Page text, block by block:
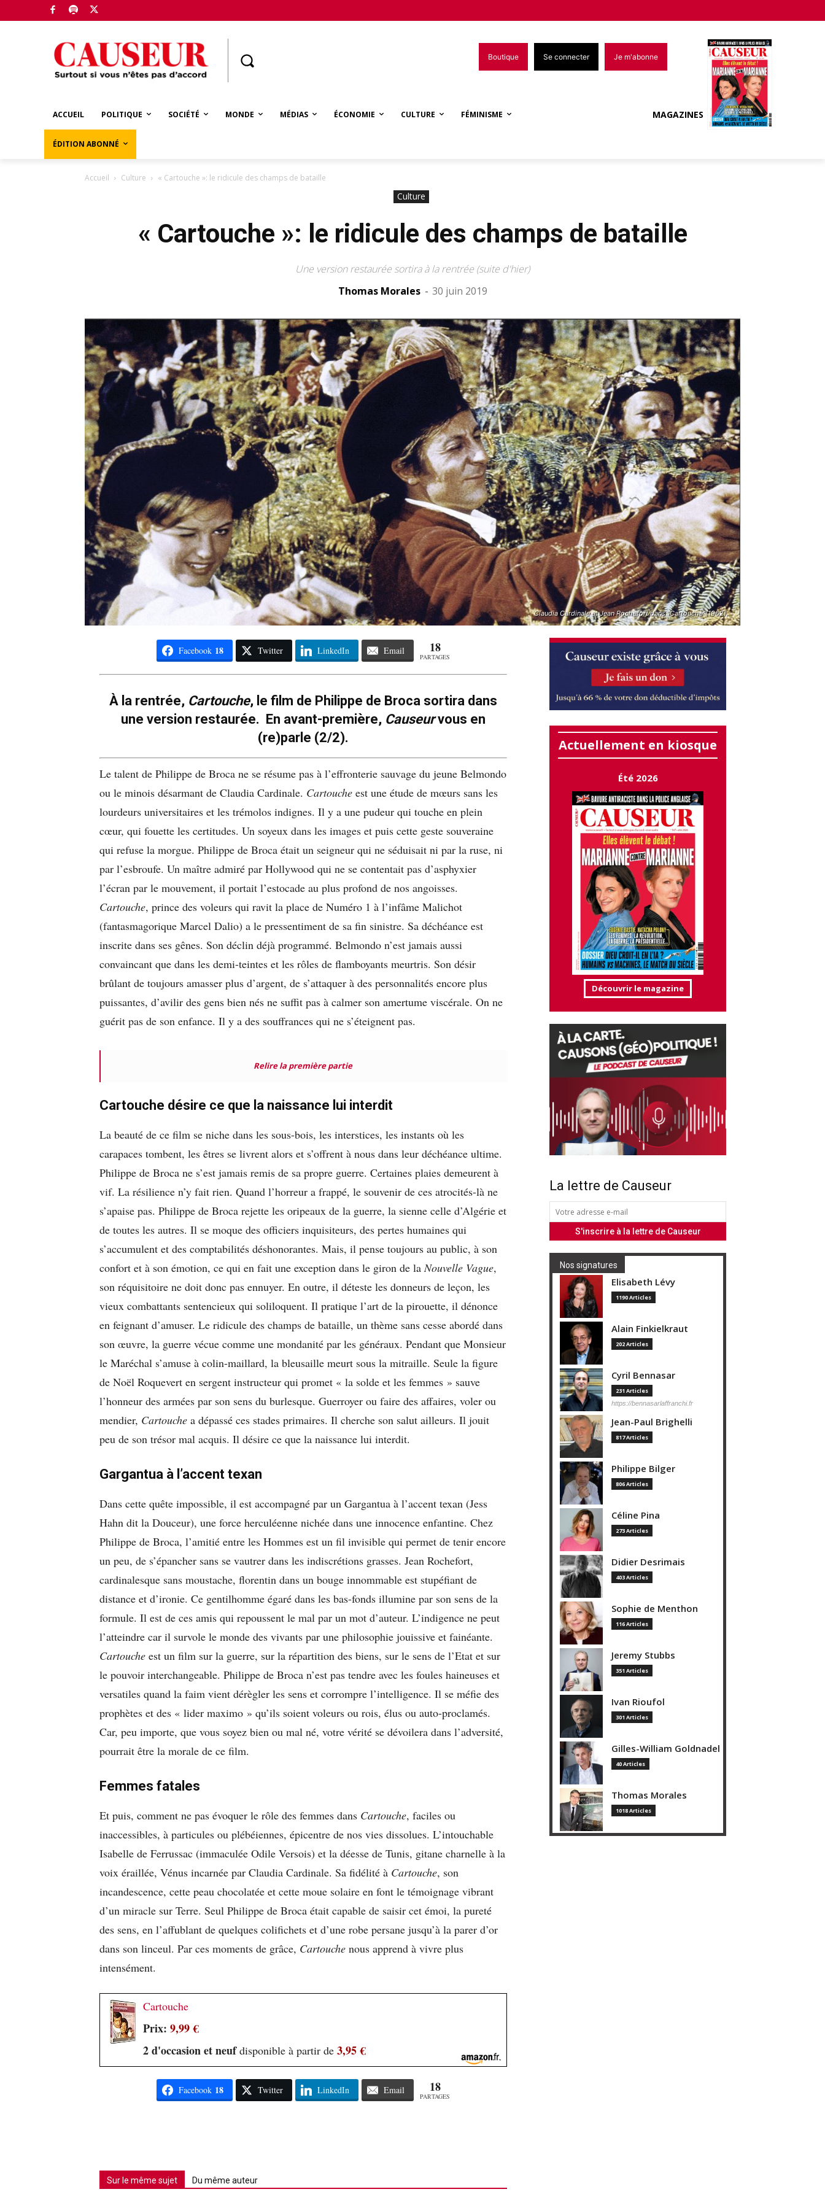
Boutique Se connecter Je m'abonne
ACCUEIL POLITIQUE SOCIÉTÉ MONDE MÉDIAS ÉCONOMIE CULTURE FÉMINISME
ÉDITION ABONNÉ
MAGAZINES
Accueil Culture « Cartouche »: le ridicule des champs de bataille
Culture
« Cartouche »: le ridicule des champs de bataille
Une version restaurée sortira à la rentrée (suite d'hier)
Thomas Morales - 30 juin 2019
Claudia Cardinale et Jean Rochefort dans "Cartouche"(1962).
Facebook 18 Twitter LinkedIn Email 18
PARTAGES
À la rentrée, Cartouche, le film de Philippe de Broca sortira dans
une version restaurée. En avant-première, Causeurvous en
(re)parle (2/2).
Le talent de Philippe de Broca ne se résume pas à l’effronterie sauvage du jeune Belmondo
ou le minois désarmant de Claudia Cardinale. Cartouche est une étude de mœurs sans les
lourdeurs universitaires et les trémolos indignes. Il y a une pudeur qui touche en plein
cœur, qui fouette les certitudes. Un soyeux dans les images et puis cette geste souveraine
qui refuse la morgue. Philippe de Broca était un seigneur qui ne séduisait ni par la ruse, ni
par l’esbroufe. Un maître admiré par Hollywood qui ne se contentait pas d’asphyxier
l’écran par le mouvement, il portait l’estocade au plus profond de nos angoisses.
Cartouche, prince des voleurs qui ravit la place de Numéro 1 à l’infâme Malichot
(fantasmagorique Marcel Dalio) a le pressentiment de sa fin sinistre. Sa déchéance est
inscrite dans ses gênes. Son déclin déjà programmé. Belmondo n’est jamais aussi
convaincant que dans les demi-teintes et les rôles de flamboyants meurtris. Son désir
brûlant de toujours amasser plus d’argent, de s’attaquer à des personnalités encore plus
puissantes, d’avilir des gens bien nés ne suffit pas à calmer son amertume viscérale. On ne
guérit pas de son enfance. Il y a des souffrances qui ne s’éteignent pas.
Relire la première partie
Cartouche désire ce que la naissance lui interdit
La beauté de ce film se niche dans les sous-bois, les interstices, les instants où les
carapaces tombent, les êtres se livrent alors et s’offrent à nous dans leur déchéance ultime.
Philippe de Broca ne s’est jamais remis de sa propre guerre. Certaines plaies demeurent à
vif. La résilience n’y fait rien. Quand l’horreur a frappé, le souvenir de ces atrocités-là ne
s’apaise pas. Philippe de Broca rejette les oripeaux de la guerre, la sienne celle d’Algérie et
de toutes les autres. Il se moque des officiers inquisiteurs, des pertes humaines qui
s’accumulent et des comptabilités déshonorantes. Mais, il pense toujours au public, à son
confort et à son émotion, ce qui en fait une exception dans le giron de la Nouvelle Vague,
son réquisitoire ne doit donc pas ennuyer. En outre, il déteste les donneurs de leçon, les
vieux combattants sentencieux qui soliloquent. Il pratique l’art de la pirouette, il dénonce
en feignant d’amuser. Le ridicule des champs de bataille, un thème sans cesse abordé dans
son œuvre, la guerre vécue comme une mondanité par les généraux. Pendant que Monsieur
le Maréchal s’amuse à colin-maillard, la bleusaille meurt sous la mitraille. Seule la figure
de Noël Roquevert en sergent instructeur qui promet « la solde et les femmes » sauve
l’honneur des armées par son sens du burlesque. Guerroyer ou faire des affaires, voler ou
mendier, Cartouche a dépassé ces stades primaires. Il cherche son salut ailleurs. Il jouit
peu de son trésor mal acquis. Il désire ce que la naissance lui interdit.
Gargantua à l’accent texan
Dans cette quête impossible, il est accompagné par un Gargantua à l’accent texan (Jess
Hahn dit la Douceur), une force herculéenne nichée dans une innocence enfantine. Chez
Philippe de Broca, l’amitié entre les Hommes est un fil invisible qui permet de tenir encore
un peu, de s’épancher sans se vautrer dans les indiscrétions grasses. Jean Rochefort,
cardinalesque sans moustache, florentin dans un bouge innommable est stupéfiant de
distance et d’ironie. Ce gentilhomme égaré dans les bas-fonds illumine par son sens de la
formule. Il est de ces amis qui repoussent le mal par un mot d’auteur. L’indigence ne peut
l’atteindre car il survole le monde des vivants par une philosophie jouissive et fainéante.
Cartouche est un film sur la guerre, sur la répartition des biens, sur le sens de l’Etat et sur
le pouvoir interchangeable. Philippe de Broca n’est pas tendre avec les foules haineuses et
versatiles quand la faim vient dérègler les sens et corrompre l’intelligence. Il se méfie des
prophètes et des « lider maximo » qu’ils soient voleurs ou rois, élus ou auto-proclamés.
Car, peu importe, que vous soyez bien ou mal né, votre vérité se dévoilera dans l’adversité,
pourrait être la morale de ce film.
Femmes fatales
Et puis, comment ne pas évoquer le rôle des femmes dans Cartouche, faciles ou
inaccessibles, à particules ou plébéiennes, épicentre de nos vies dissolues. L’intouchable
Isabelle de Ferrussac (immaculée Odile Versois) et la déesse de Tunis, gitane charnelle à la
voix éraillée, Vénus incarnée par Claudia Cardinale. Sa fidélité à Cartouche, son
incandescence, cette peau chocolatée et cette moue solaire en font le témoignage vibrant
d’un miracle sur Terre. Seul Philippe de Broca était capable de saisir cet émoi, la pureté
des sens, en l’affublant de quelques colifichets et d’une robe persane jusqu’à la parer d’or
dans son linceul. Par ces moments de grâce, Cartouche nous apprend à vivre plus
intensément.
Cartouche
Prix: 9,99 €
2 d'occasion et neufdisponible à partir de 3,95 €
Facebook 18 Twitter LinkedIn Email 18
PARTAGES
Sur le même sujet Du même auteur
Actuellement en kiosque
Été 2026
Découvrir le magazine
La lettre de Causeur
Nos signatures
Elisabeth Lévy
1190 Articles
Alain Finkielkraut
202 Articles
Cyril Bennasar
231 Articles
https://bennasarlaffranchi.fr
Jean-Paul Brighelli
817 Articles
Philippe Bilger
806 Articles
Céline Pina
273 Articles
Didier Desrimais
403 Articles
Sophie de Menthon
116 Articles
Jeremy Stubbs
351 Articles
Ivan Rioufol
301 Articles
Gilles-William Goldnadel
40 Articles
Thomas Morales
1018 Articles